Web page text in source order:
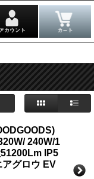
240W/1
IP5
グロウ EV